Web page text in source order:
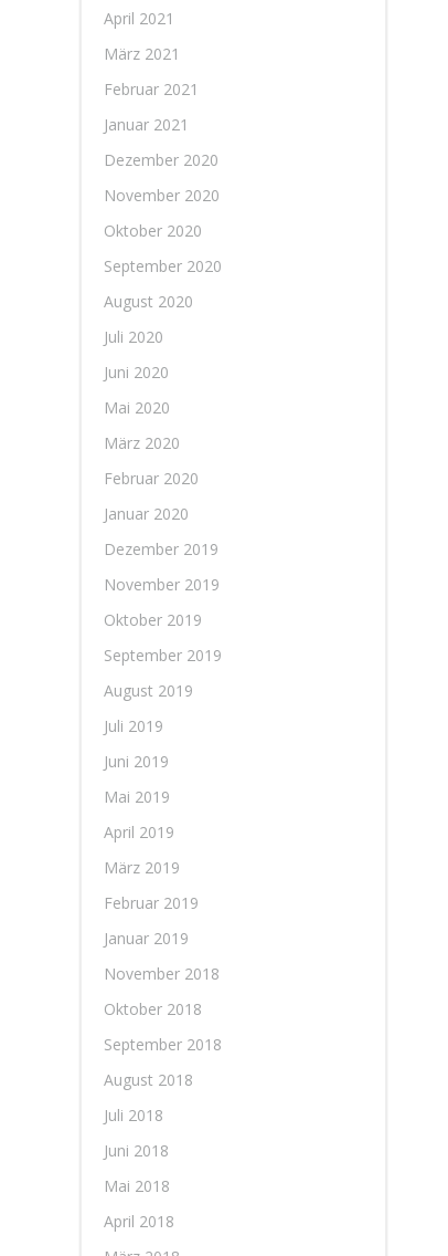
April 2021
März 2021
Februar 2021
Januar 2021
Dezember 2020
November 2020
Oktober 2020
September 2020
August 2020
Juli 2020
Juni 2020
Mai 2020
März 2020
Februar 2020
Januar 2020
Dezember 2019
November 2019
Oktober 2019
September 2019
August 2019
Juli 2019
Juni 2019
Mai 2019
April 2019
März 2019
Februar 2019
Januar 2019
November 2018
Oktober 2018
September 2018
August 2018
Juli 2018
Juni 2018
Mai 2018
April 2018